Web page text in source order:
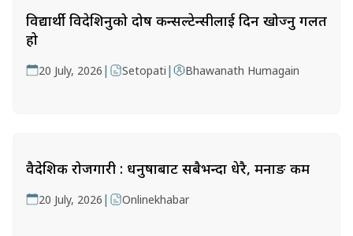
विद्यार्थी विदेशिनुको दोष कन्सल्टेन्सीलाई दिन खोज्नु गलत
हो
20 July, 2026 | Setopati | Bhawanath Humagain
वैदेशिक रोजगारी : धनुषाबाट सबैभन्दा धेरै, मनाङ कम
20 July, 2026 | Onlinekhabar